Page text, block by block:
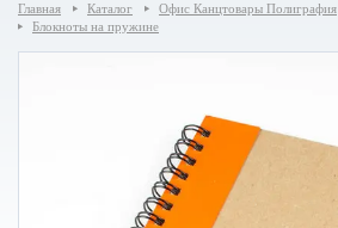
Главная Каталог Офис Канцтовары Полиграфия
Блокноты на пружине